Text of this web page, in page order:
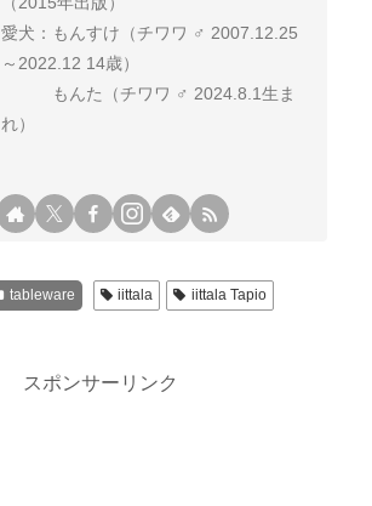
愛犬：もんすけ（チワワ ♂ 2007.12.25
～2022.12 14歳）
もんた（チワワ ♂ 2024.8.1生ま
れ）
tableware iittala
iittala Tapio
スポンサーリンク